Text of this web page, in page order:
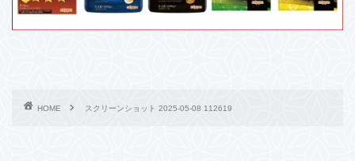
HOME スクリーンショット 2025-05-08 112619